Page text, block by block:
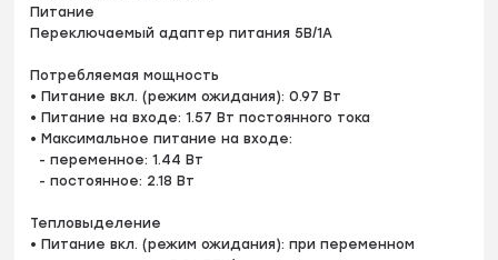
Питание
Переключаемый адаптер питания 5В/1A
Потребляемая мощность
• Питание вкл. (режим ожидания): 0.97 Вт
• Питание на входе: 1.57 Вт постоянного тока
• Максимальное питание на входе:
- переменное: 1.44 Вт
- постоянное: 2.18 Вт
Тепловыделение
• Питание вкл. (режим ожидания): при переменном